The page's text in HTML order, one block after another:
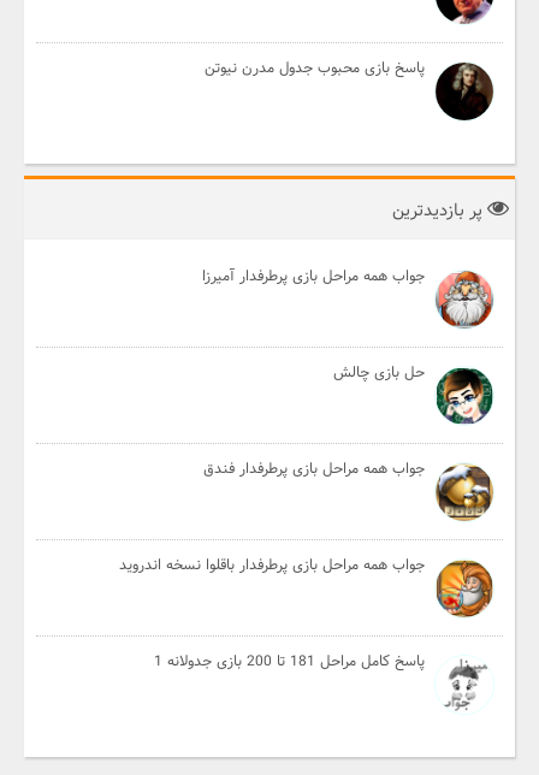
پاسخ بازی محبوب جدول مدرن نیوتن
پر بازدیدترین
جواب همه مراحل بازی پرطرفدار آمیرزا
حل بازی چالش
جواب همه مراحل بازی پرطرفدار فندق
جواب همه مراحل بازی پرطرفدار باقلوا نسخه اندروید
پاسخ کامل مراحل 181 تا 200 بازی جدولانه 1